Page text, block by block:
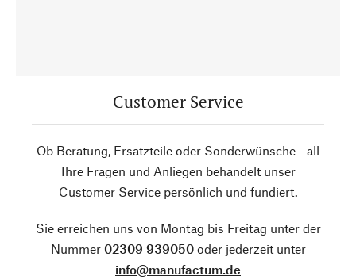
Customer Service
Ob Beratung, Ersatzteile oder Sonderwünsche - all
Ihre Fragen und Anliegen behandelt unser
Customer Service persönlich und fundiert.
Sie erreichen uns von Montag bis Freitag unter der
Nummer 02309 939050oder jederzeit unter
info@manufactum.de